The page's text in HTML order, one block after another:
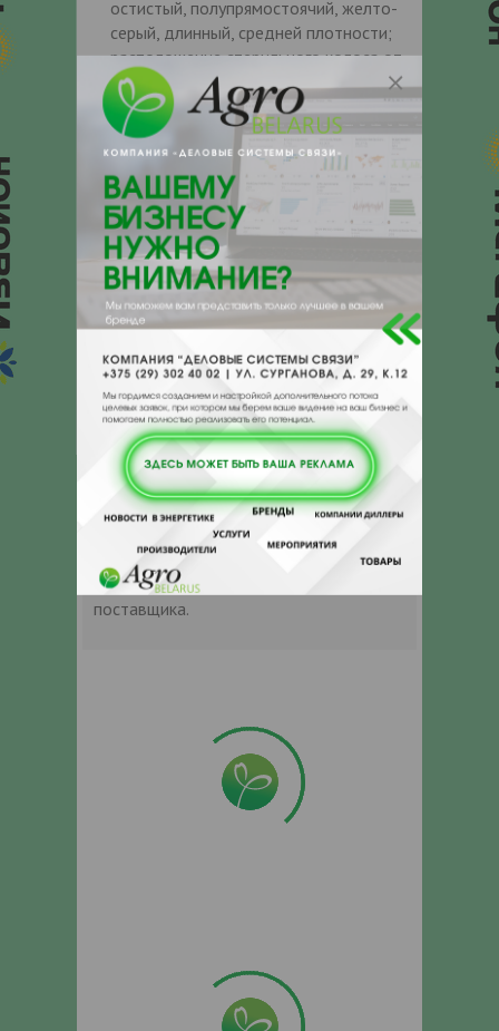
остистый, полупрямостоячий, желто-
серый, длинный, средней плотности;
расположение стерильного колоса от
параллельного до слегка
отклоненного.
Ости длинные, со слабой
антоциановой окраской кончика.
Первый сегмент стерженька колоса
средний, слабо изогнут.
Зерно пленчатое, зазубренность
внутренних боковых нервов наружной
цветковой чешуи слабая;
антоциановая окраска нервов
наружной цветковой чешуи средняя;
опушение брюшной бороздки
отсутствует; расположение лодикул
охватывающие.
Тип развития – яровой.
Контакты продавца
Оставьте электронный заказ с помощью
кнопки "Заказать" и мы подберем для
Вас подходящую компанию
поставщика.